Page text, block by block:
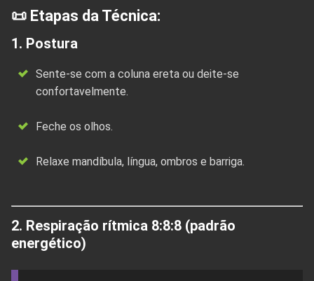
📜 Etapas da Técnica:
1. Postura
Sente-se com a coluna ereta ou deite-se
confortavelmente.
Feche os olhos.
Relaxe mandíbula, língua, ombros e barriga.
2. Respiração rítmica 8:8:8 (padrão
energético)